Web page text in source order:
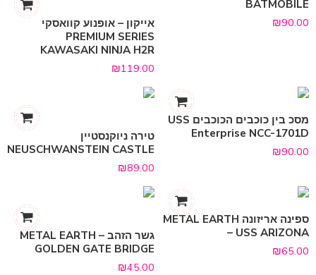
BATMOBILE
₪90.00
אייקון – אופנוע קוואסקי
PREMIUM SERIES
KAWASAKI NINJA H2R
₪119.00
מסכ בין כוכבים הכוכבים USS
Enterprise NCC-1701D
₪90.00
טירה ניוקנסטיין
NEUSCHWANSTEIN CASTLE
₪89.00
ספינה אריזונה METAL EARTH
– USS ARIZONA
₪65.00
גשר הזהב METAL EARTH –
GOLDEN GATE BRIDGE
₪45.00